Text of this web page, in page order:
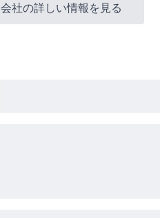
会社の詳しい情報を見る